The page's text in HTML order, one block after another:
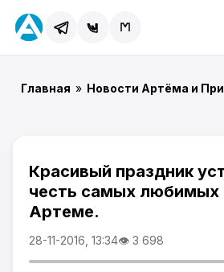
Главная » Новости Артёма и
Красивый праздник
честь самых любимых
Артеме.
28-11-2016, 13:34👁 3 698